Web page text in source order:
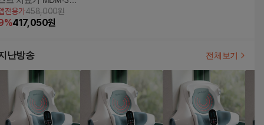
전용가458,000원
%417,050원
난방송 전체보기